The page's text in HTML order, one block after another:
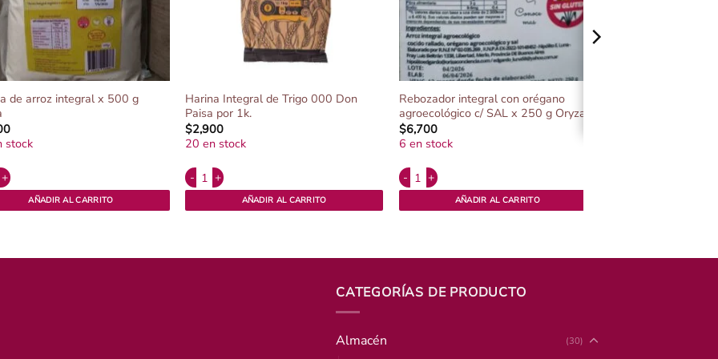
de arroz integral x 500 g
stock
de arroz integral x 500 g Oryza cantidad
AÑADIR AL CARRITO
Harina Integral de Trigo 000 Don
Paisa por 1k.
$2,900
20 en stock
Harina Integral de Trigo 000 Don Paisa por 1k. cantidad
AÑADIR AL CARRITO
Rebozador integral con orégano
agroecológico c/ SAL x 250 g Oryza
$6,700
6 en stock
Rebozador integral con orégano agroecológico c/ SAL x 250 g
AÑADIR AL CARRITO
CATEGORÍAS DE PRODUCTO
Almacén (30)